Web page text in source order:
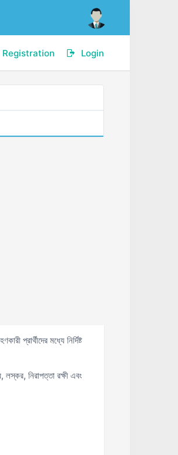
Login
Registration
প্রার্থীদের মধ্যে নির্দিষ্ট
লস্কর, নিরাপত্তা রক্ষী এবং